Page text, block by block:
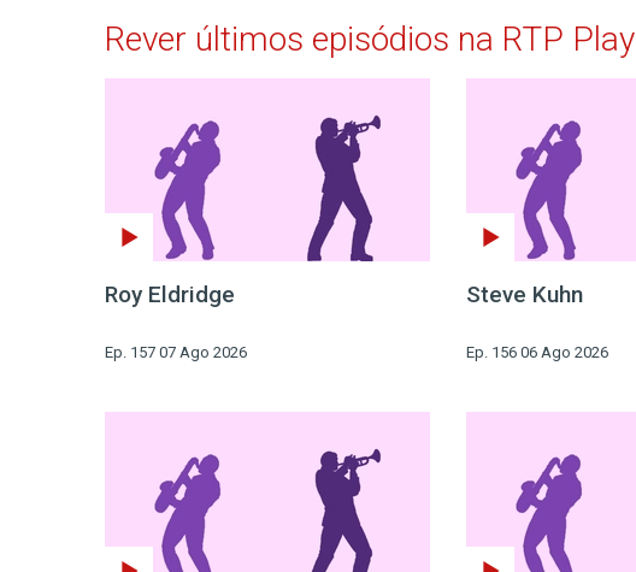
Rever últimos episódios na RTP Play
Roy Eldridge
Ep. 157 07 Ago 2026
Steve Kuhn
Ep. 156 06 Ago 2026